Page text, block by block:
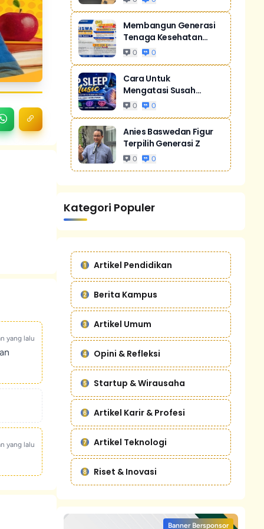
yang lalu
yang lalu
Membangun Generasi
Tenaga Kesehatan
Unggul Dan Men...
0 0
Cara Untuk
Mengatasi Susah
Tidur Akibat Stres
0 0
Anies Baswedan Figur
Terpilih Generasi Z
0 0
Kategori Populer
Artikel Pendidikan
Berita Kampus
Artikel Umum
Opini & Refleksi
Startup & Wirausaha
Artikel Karir & Profesi
Artikel Teknologi
Riset & Inovasi
Banner Bersponsor